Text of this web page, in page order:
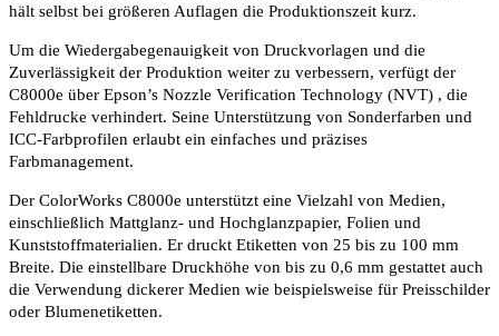
hält selbst bei größeren Auflagen die Produktionszeit kurz.
Um die Wiedergabegenauigkeit von Druckvorlagen und die
Zuverlässigkeit der Produktion weiter zu verbessern, verfügt der
C8000e über Epson’s Nozzle Verification Technology (NVT) , die
Fehldrucke verhindert. Seine Unterstützung von Sonderfarben und
ICC-Farbprofilen erlaubt ein einfaches und präzises
Farbmanagement.
Der ColorWorks C8000e unterstützt eine Vielzahl von Medien,
einschließlich Mattglanz- und Hochglanzpapier, Folien und
Kunststoffmaterialien. Er druckt Etiketten von 25 bis zu 100 mm
Breite. Die einstellbare Druckhöhe von bis zu 0,6 mm gestattet auch
die Verwendung dickerer Medien wie beispielsweise für Preisschilder
oder Blumenetiketten.